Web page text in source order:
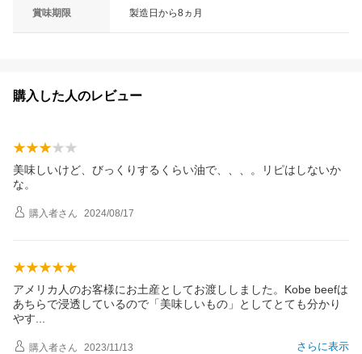
賞味期限 製造日から8ヵ月
購入した人のレビュー
美味しいけど、びっくりするくらい油で、、、。リピはしないか
な。
購入者さん 2024/08/17
アメリカ人のお客様にお土産としてお渡ししました。Kobe beefは
あちらで浸透しているので「美味しいもの」としてとても分かり
やす
さらに表示
購入者さん 2023/11/13